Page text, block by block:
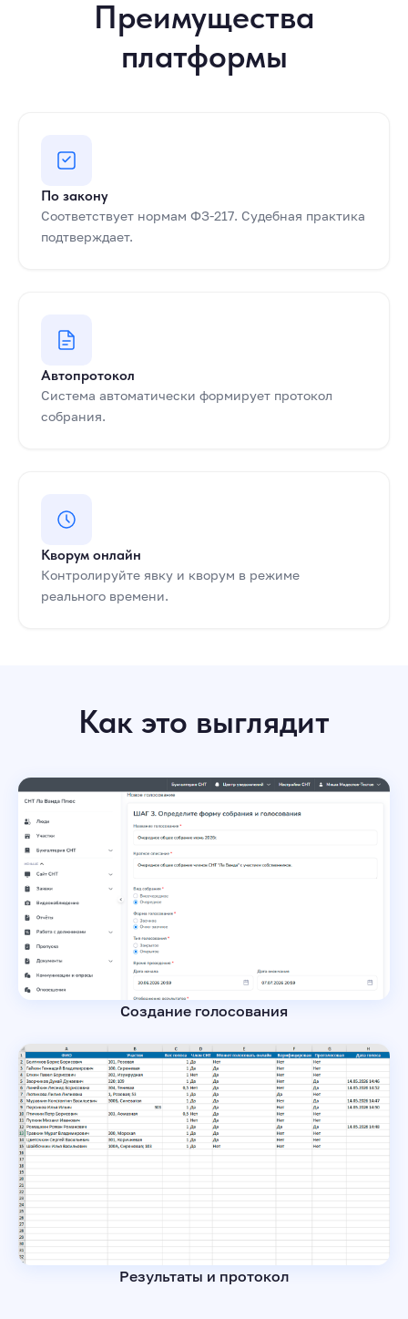
Преимущества
платформы
По закону
Соответствует нормам ФЗ-217. Судебная практика
подтверждает.
Автопротокол
Система автоматически формирует протокол
собрания.
Кворум онлайн
Контролируйте явку и кворум в режиме
реального времени.
Как это выглядит
Создание голосования
Результаты и протокол